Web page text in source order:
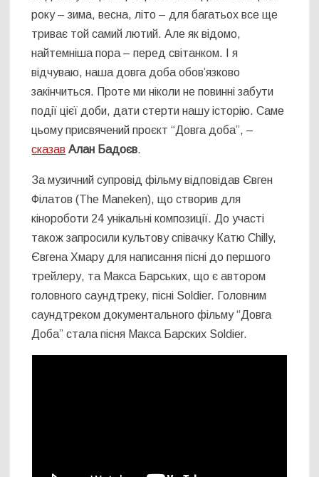
року – зима, весна, літо – для багатьох все ще
триває той самий лютий. Але як відомо,
найтемніша пора – перед світанком. І я
відчуваю, наша довга доба обов’язково
закінчиться. Проте ми ніколи не повинні забути
події цієї доби, дати стерти нашу історію. Саме
цьому присвячений проєкт “Довга доба”, –
сказав Алан Бадоєв.
За музичний супровід фільму відповідав Євген
Філатов (The Maneken), що створив для
кінороботи 24 унікальні композиції. До участі
також запросили культову співачку Катю Chilly,
Євгена Хмару для написання пісні до першого
трейлеру, та Макса Барських, що є автором
головного саундтреку, пісні Soldier. Головним
саундтреком документального фільму “Довга
Доба” стала пісня Макса Барских Soldier.